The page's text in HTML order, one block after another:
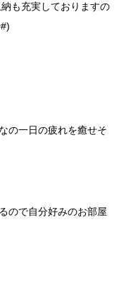
も充実しておりますの
の一日の疲れを癒せそ
ので自分好みのお部屋